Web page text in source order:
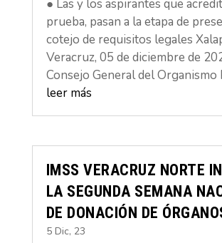
● Las y los aspirantes que
prueba, pasan a la etapa de
cotejo de requisitos legales
Veracruz, 05 de diciembre de
Consejo General del Organismo
leer más
IMSS VERACRUZ NORTE
LA SEGUNDA SEMANA
DE DONACIÓN DE
5 Dic, 23